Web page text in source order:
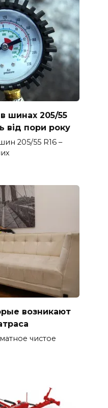
шинах 205/55
від пори року
205/55 R16 –
возникают
чистое